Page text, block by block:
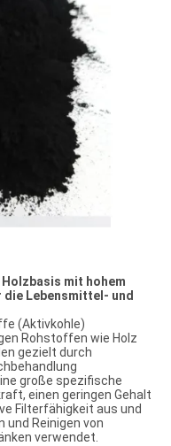
mit hohem
Lebensmittel- und
(Aktivkohle)
Rohstoffen wie Holz
gezielt durch
große spezifische
einen geringen Gehalt
Filterfähigkeit aus und
Reinigen von
verwendet.